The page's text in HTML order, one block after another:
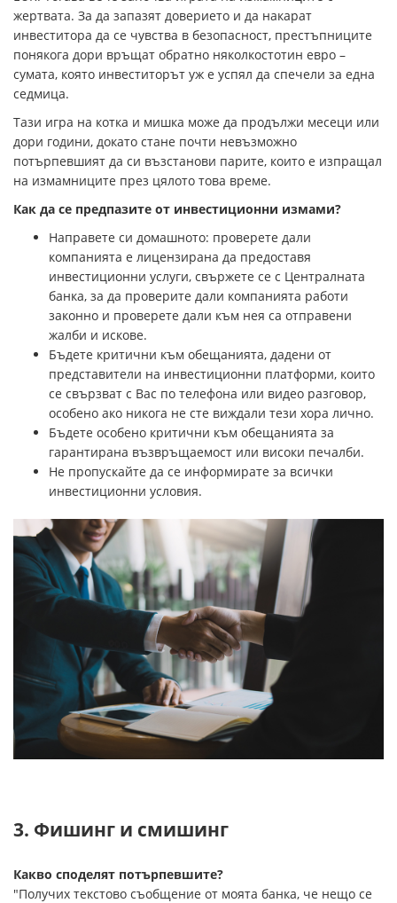
жертвата. За да запазят доверието и да накарат
инвеститора да се чувства в безопасност, престъпниците
понякога дори връщат обратно няколкостотин евро –
сумата, която инвеститорът уж е успял да спечели за една
седмица.
Тази игра на котка и мишка може да продължи месеци или
дори години, докато стане почти невъзможно
потърпевшият да си възстанови парите, които е изпращал
на измамниците през цялото това време.
Как да се предпазите от инвестиционни измами?
Направете си домашното: проверете дали
компанията е лицензирана да предоставя
инвестиционни услуги, свържете се с Централната
банка, за да проверите дали компанията работи
законно и проверете дали към нея са отправени
жалби и искове.
Бъдете критични към обещанията, дадени от
представители на инвестиционни платформи, които
се свързват с Вас по телефона или видео разговор,
особено ако никога не сте виждали тези хора лично.
Бъдете особено критични към обещанията за
гарантирана възвръщаемост или високи печалби.
Не пропускайте да се информирате за всички
инвестиционни условия.
3. Фишинг и смишинг
Какво споделят потърпевшите?
"Получих текстово съобщение от моята банка, че нещо се